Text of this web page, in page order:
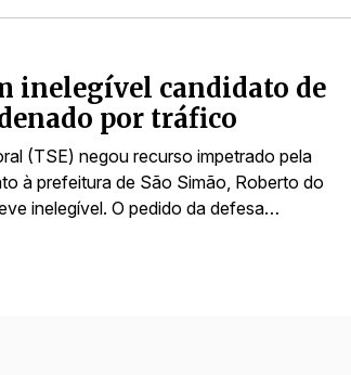
inelegível candidato de
por tráfico
(TSE) negou recurso impetrado pela
à prefeitura de São Simão, Roberto do
inelegível. O pedido da defesa…